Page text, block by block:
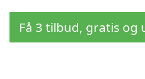
Få 3 tilbud, gratis